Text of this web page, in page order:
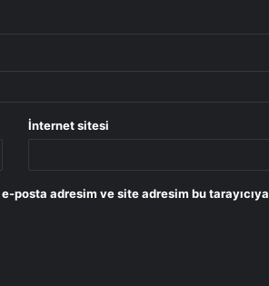
İnternet sitesi
posta adresim ve site adresim bu tarayıcıya